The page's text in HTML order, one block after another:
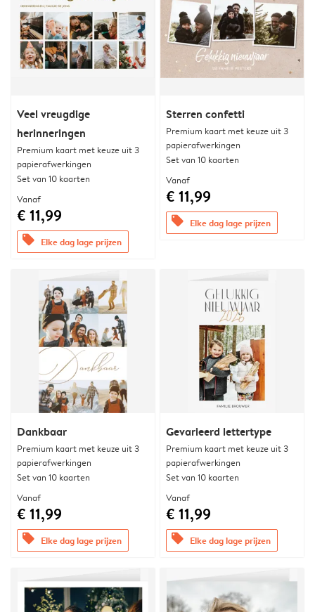
Veel vreugdige
herinneringen
Premium kaart met keuze uit 3
papierafwerkingen
Set van 10 kaarten
Vanaf
€ 11,99
offers Elke dag lage prijzen
Sterren confetti
Premium kaart met keuze uit 3
papierafwerkingen
Set van 10 kaarten
Vanaf
€ 11,99
offers Elke dag lage prijzen
Dankbaar
Premium kaart met keuze uit 3
papierafwerkingen
Set van 10 kaarten
Vanaf
€ 11,99
offers Elke dag lage prijzen
Gevarieerd lettertype
Premium kaart met keuze uit 3
papierafwerkingen
Set van 10 kaarten
Vanaf
€ 11,99
offers Elke dag lage prijzen